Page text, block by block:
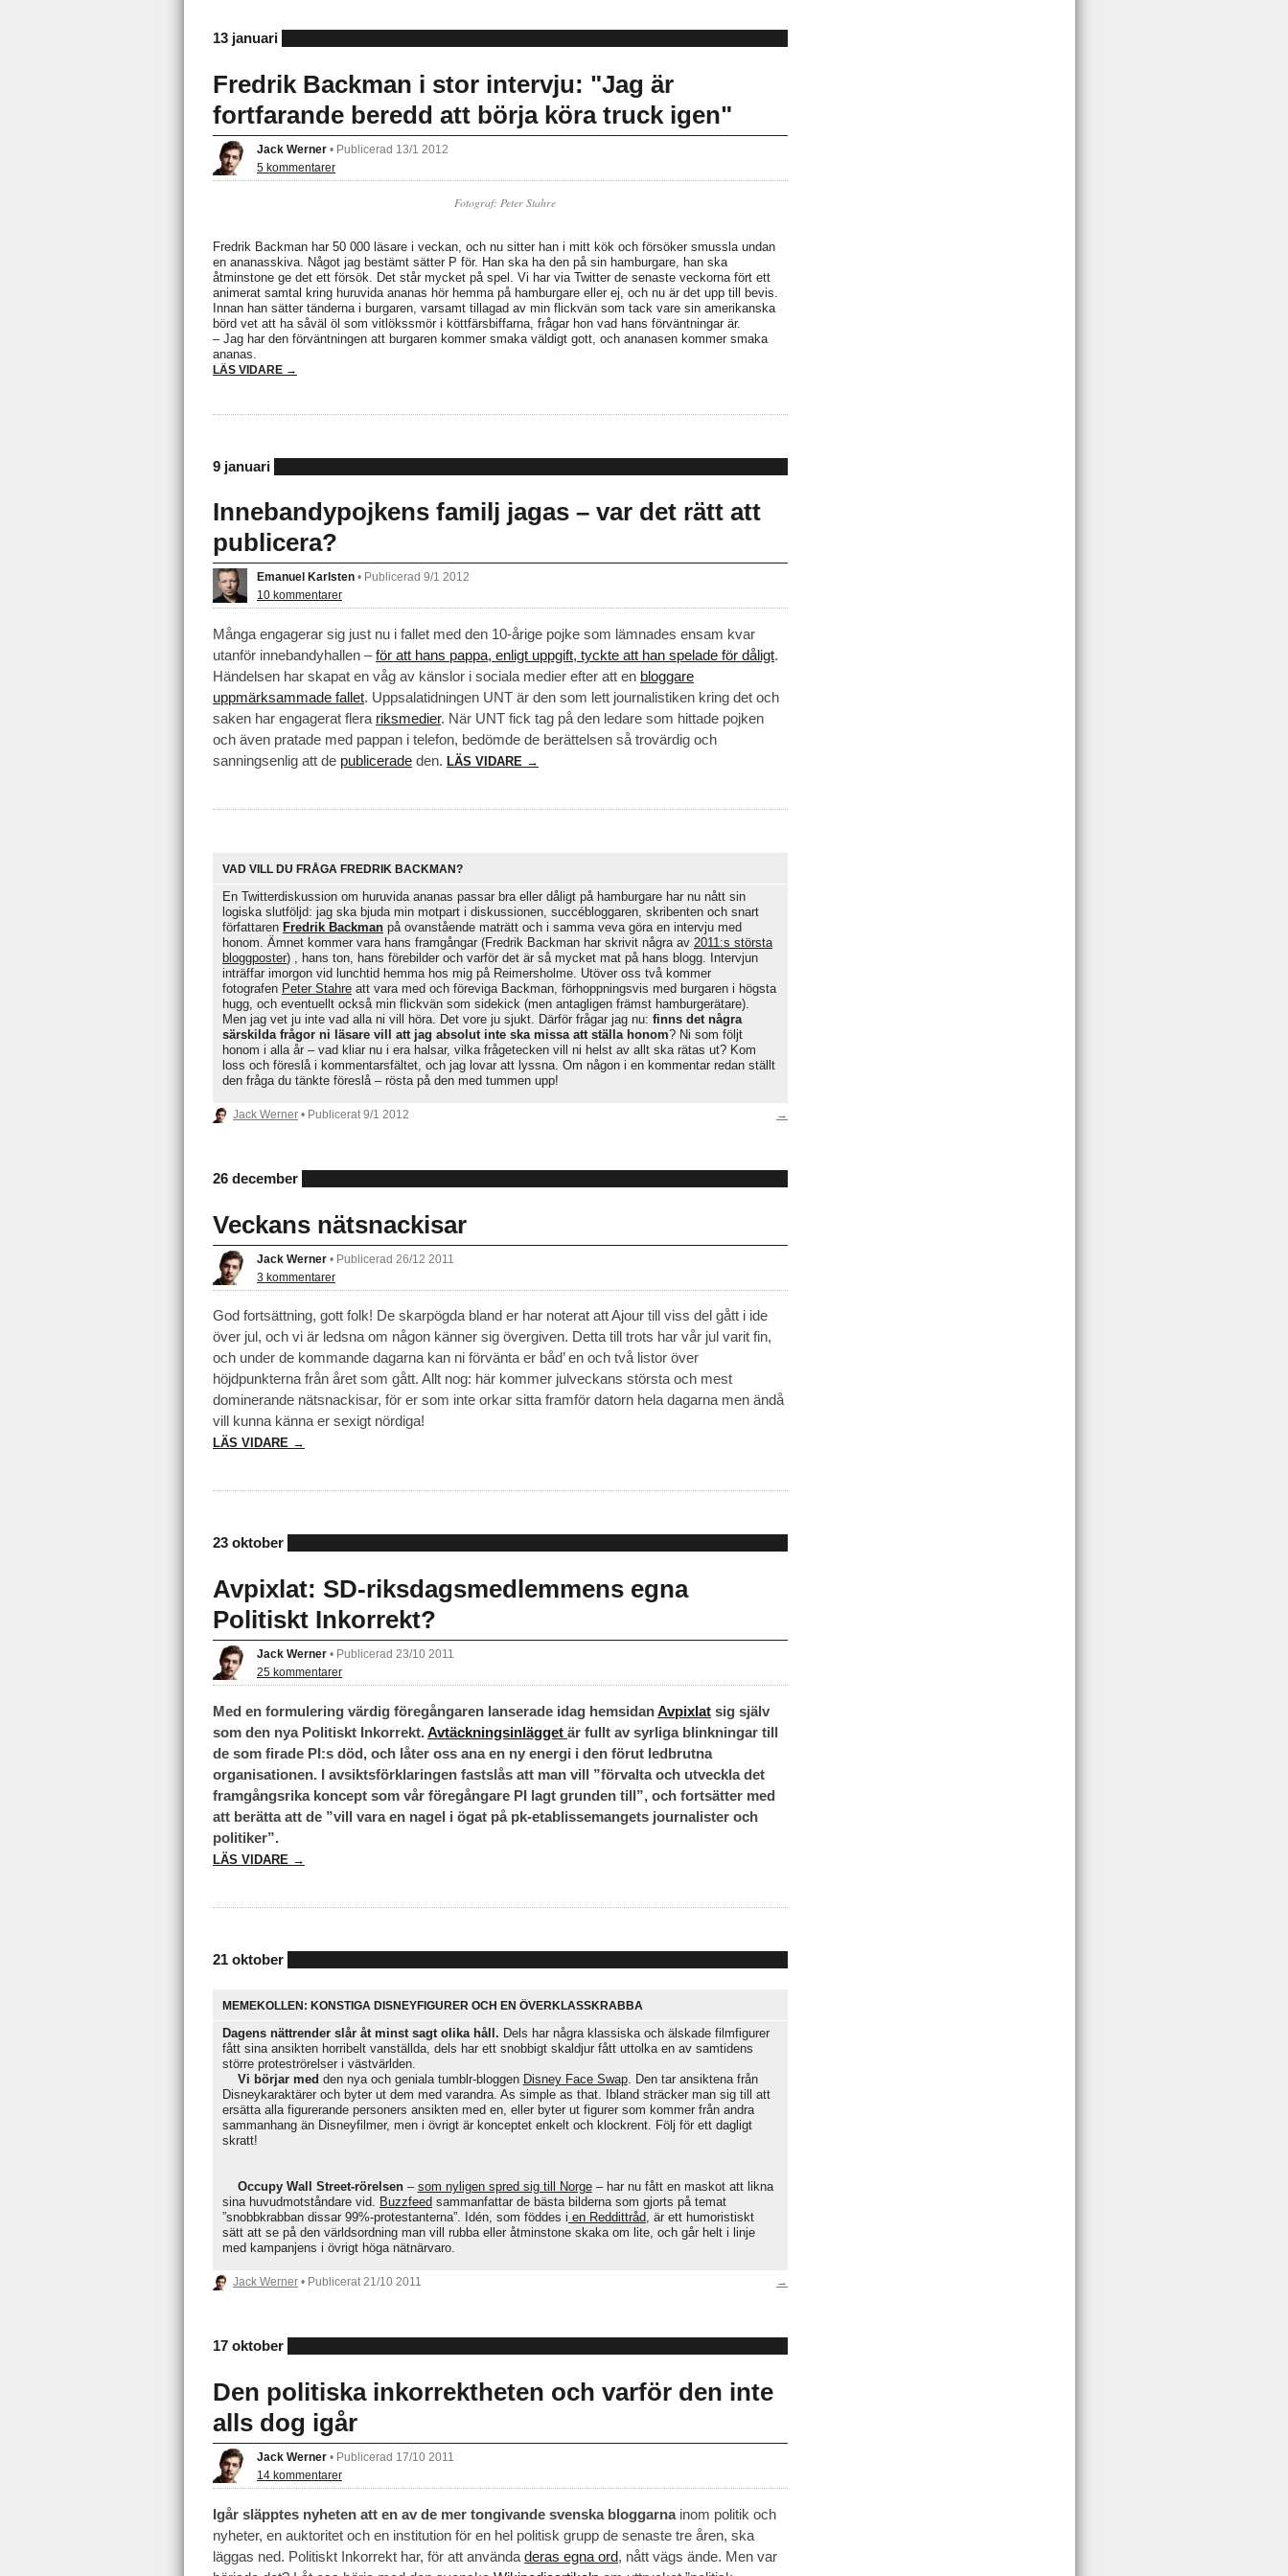
13 januari
Fredrik Backman i stor intervju: "Jag är
fortfarande beredd att börja köra truck igen"
Jack Werner • Publicerad 13/1 2012
5 kommentarer
Fotograf: Peter Stahre
Fredrik Backman har 50 000 läsare i veckan, och nu sitter han i mitt kök och försöker smussla undan
en ananasskiva. Något jag bestämt sätter P för. Han ska ha den på sin hamburgare, han ska
åtminstone ge det ett försök. Det står mycket på spel. Vi har via Twitter de senaste veckorna fört ett
animerat samtal kring huruvida ananas hör hemma på hamburgare eller ej, och nu är det upp till bevis.
Innan han sätter tänderna i burgaren, varsamt tillagad av min flickvän som tack vare sin amerikanska
börd vet att ha såväl öl som vitlökssmör i köttfärsbiffarna, frågar hon vad hans förväntningar är.
– Jag har den förväntningen att burgaren kommer smaka väldigt gott, och ananasen kommer smaka
ananas.
LÄS VIDARE →
9 januari
Innebandypojkens familj jagas – var det rätt att
publicera?
Emanuel Karlsten • Publicerad 9/1 2012
10 kommentarer
Många engagerar sig just nu i fallet med den 10-årige pojke som lämnades ensam kvar
utanför innebandyhallen –för att hans pappa, enligt uppgift, tyckte att han spelade för dåligt.
Händelsen har skapat en våg av känslor i sociala medier efter att en bloggare
uppmärksammade fallet. Uppsalatidningen UNT är den som lett journalistiken kring det och
saken har engagerat flera riksmedier. När UNT fick tag på den ledare som hittade pojken
och även pratade med pappan i telefon, bedömde de berättelsen så trovärdig och
sanningsenlig att de publicerade den. LÄS VIDARE →
VAD VILL DU FRÅGA FREDRIK BACKMAN?
En Twitterdiskussion om huruvida ananas passar bra eller dåligt på hamburgare har nu nått sin
logiska slutföljd: jag ska bjuda min motpart i diskussionen, succébloggaren, skribenten och snart
författaren Fredrik Backman på ovanstående maträtt och i samma veva göra en intervju med
honom. Ämnet kommer vara hans framgångar (Fredrik Backman har skrivit några av 2011:s största
bloggposter) , hans ton, hans förebilder och varför det är så mycket mat på hans blogg. Intervjun
inträffar imorgon vid lunchtid hemma hos mig på Reimersholme. Utöver oss två kommer
fotografen Peter Stahre att vara med och föreviga Backman, förhoppningsvis med burgaren i högsta
hugg, och eventuellt också min flickvän som sidekick (men antagligen främst hamburgerätare).
Men jag vet ju inte vad alla ni vill höra. Det vore ju sjukt. Därför frågar jag nu: finns det några
särskilda frågor ni läsare vill att jag absolut inte ska missa att ställa honom? Ni som följt
honom i alla år – vad kliar nu i era halsar, vilka frågetecken vill ni helst av allt ska rätas ut? Kom
loss och föreslå i kommentarsfältet, och jag lovar att lyssna. Om någon i en kommentar redan ställt
den fråga du tänkte föreslå – rösta på den med tummen upp!
→
Jack Werner • Publicerat 9/1 2012
26 december
Veckans nätsnackisar
Jack Werner • Publicerad 26/12 2011
3 kommentarer
God fortsättning, gott folk! De skarpögda bland er har noterat att Ajour till viss del gått i ide
över jul, och vi är ledsna om någon känner sig övergiven. Detta till trots har vår jul varit fin,
och under de kommande dagarna kan ni förvänta er båd’ en och två listor över
höjdpunkterna från året som gått. Allt nog: här kommer julveckans största och mest
dominerande nätsnackisar, för er som inte orkar sitta framför datorn hela dagarna men ändå
vill kunna känna er sexigt nördiga!
LÄS VIDARE →
23 oktober
Avpixlat: SD-riksdagsmedlemmens egna
Politiskt Inkorrekt?
Jack Werner • Publicerad 23/10 2011
25 kommentarer
Med en formulering värdig föregångaren lanserade idag hemsidanAvpixlat sig själv
som den nya Politiskt Inkorrekt.Avtäckningsinlägget är fullt av syrliga blinkningar till
de som firade PI:s död, och låter oss ana en ny energi i den förut ledbrutna
organisationen. I avsiktsförklaringen fastslås att man vill ”förvalta och utveckla det
framgångsrika koncept som vår föregångare PI lagt grunden till”, och fortsätter med
att berätta att de ”vill vara en nagel i ögat på pk-etablissemangets journalister och
politiker”.
LÄS VIDARE →
21 oktober
MEMEKOLLEN: KONSTIGA DISNEYFIGURER OCH EN ÖVERKLASSKRABBA
Dagens nättrender slår åt minst sagt olika håll. Dels har några klassiska och älskade filmfigurer
fått sina ansikten horribelt vanställda, dels har ett snobbigt skaldjur fått uttolka en av samtidens
större proteströrelser i västvärlden.
Vi börjar med den nya och geniala tumblr-bloggen Disney Face Swap. Den tar ansiktena från
Disneykaraktärer och byter ut dem med varandra. As simple as that. Ibland sträcker man sig till att
ersätta alla figurerande personers ansikten med en, eller byter ut figurer som kommer från andra
sammanhang än Disneyfilmer, men i övrigt är konceptet enkelt och klockrent. Följ för ett dagligt
skratt!
Occupy Wall Street-rörelsen– som nyligen spred sig till Norge– har nu fått en maskot att likna
sina huvudmotståndare vid. Buzzfeed sammanfattar de bästa bilderna som gjorts på temat
”snobbkrabban dissar 99%-protestanterna”. Idén, som föddes i en Reddittråd, är ett humoristiskt
sätt att se på den världsordning man vill rubba eller åtminstone skaka om lite, och går helt i linje
med kampanjens i övrigt höga nätnärvaro.
→
Jack Werner • Publicerat 21/10 2011
17 oktober
Den politiska inkorrektheten och varför den inte
alls dog igår
Jack Werner • Publicerad 17/10 2011
14 kommentarer
Igår släpptes nyheten att en av de mer tongivande svenska bloggarnainom politik och
nyheter, en auktoritet och en institution för en hel politisk grupp de senaste tre åren, ska
läggas ned. Politiskt Inkorrekt har, för att använda deras egna ord, nått vägs ände. Men var